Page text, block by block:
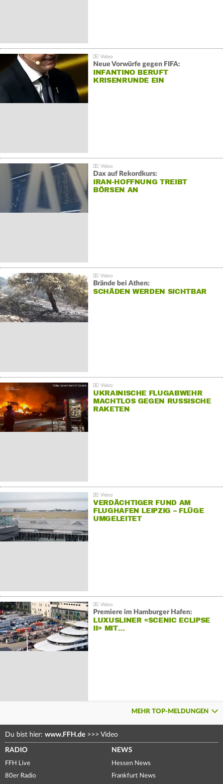
Neue Vorwürfe gegen FIFA:
INFANTINO BERUFT
KRISENRUNDE EIN
Dax auf Rekordkurs:
IRAN-HOFFNUNG TREIBT
BÖRSEN AN
Brände bei Athen:
SCHÄDEN WERDEN SICHTBAR
UKRAINISCHE FLUGABWEHR
MACHTLOS GEGEN RUSSISCHE
RAKETEN
VERDÄCHTIGER FUND AM
FLUGHAFEN LEIPZIG – FLÜGE
UMGELEITET
Premiere im Hamburger Hafen:
LUXUSLINER «SCENIC ECLIPSE
II» MIT…
MEHR TOP-MELDUNGEN
Du bist hier: www.FFH.de >>> Video
RADIO
FFH Live
80er Radio
NEWS
Hessen News
Frankfurt News